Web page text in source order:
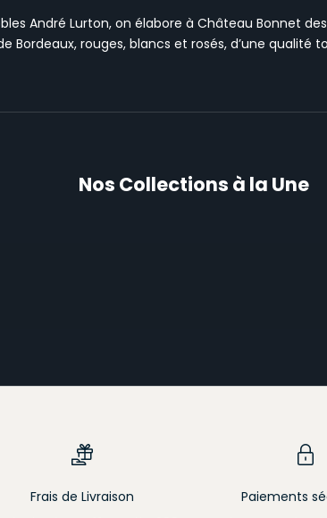
André Lurton, on élabore à Château Bonnet
Bordeaux, rouges, blancs et rosés, d’une
Nos Collections à la Une
VINS ROUGES
Frais de Livraison
Paiements